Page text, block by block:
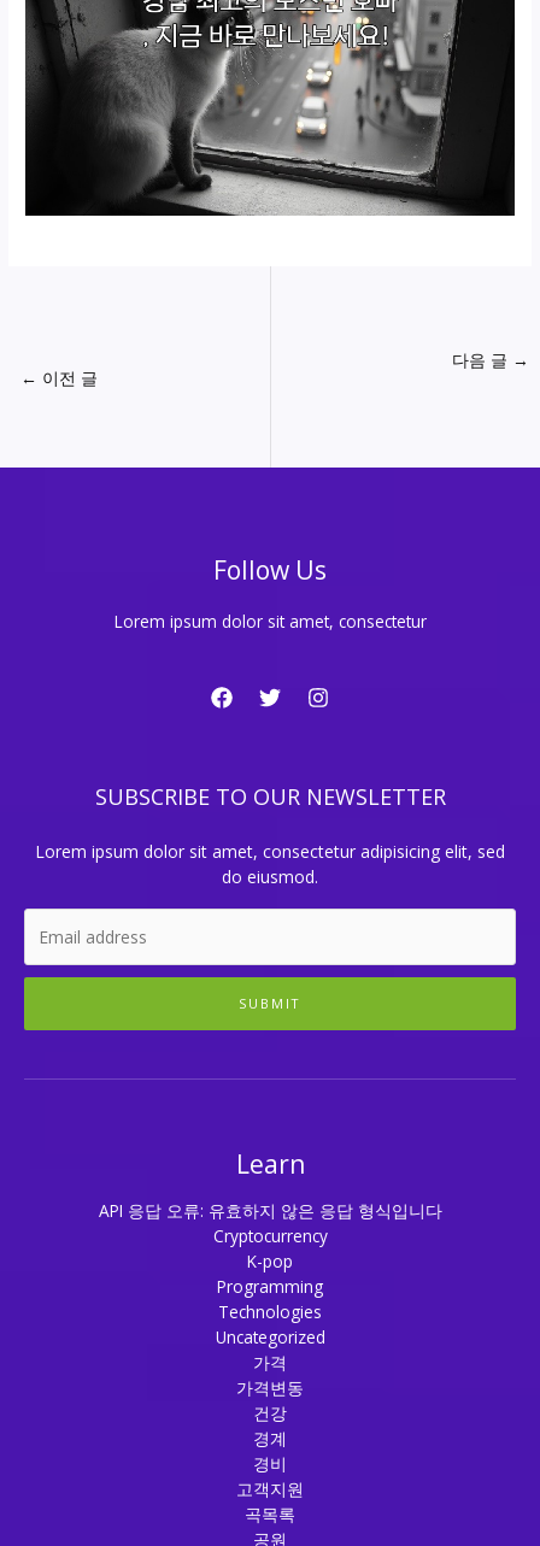
← 이전 글
다음 글 →
Follow Us
Lorem ipsum dolor sit amet, consectetur
SUBSCRIBE TO OUR NEWSLETTER
Lorem ipsum dolor sit amet, consectetur adipisicing elit, sed
do eiusmod.
SUBMIT
Learn
API 응답 오류: 유효하지 않은 응답 형식입니다
Cryptocurrency
K-pop
Programming
Technologies
Uncategorized
가격
가격변동
건강
경계
경비
고객지원
곡목록
공원